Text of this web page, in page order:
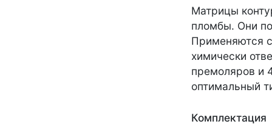
Матрицы
пломбы. Они
Применяются
химически
премоляров и
оптимальный
Комплектация